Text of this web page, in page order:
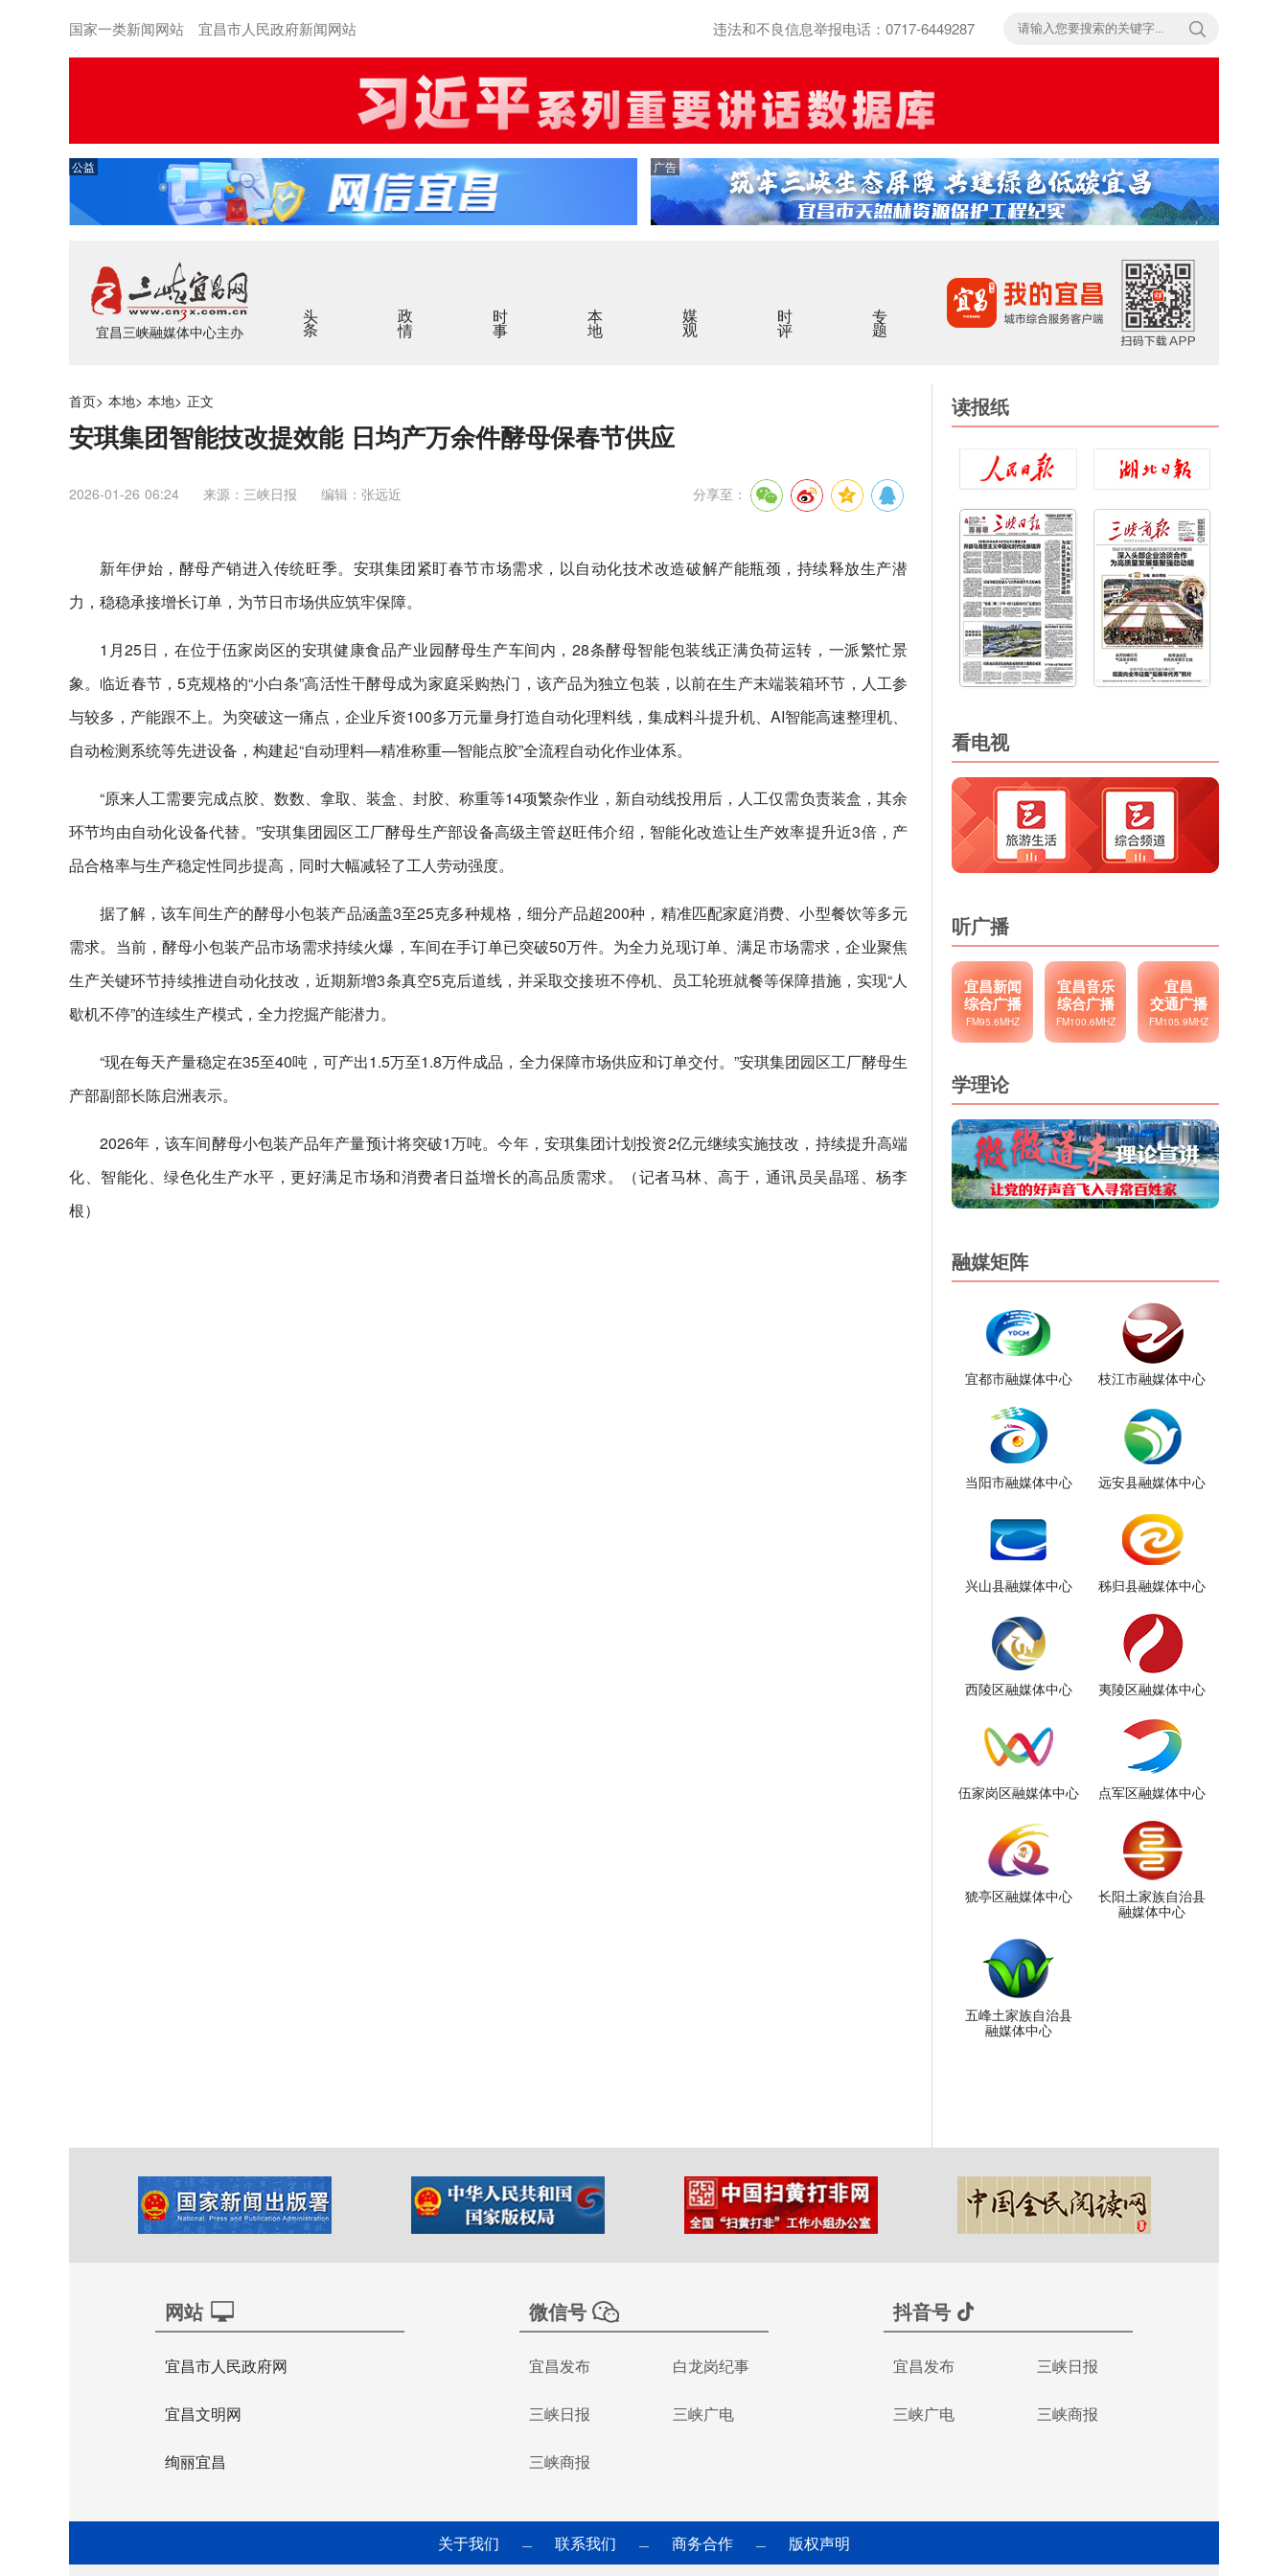
国家一类新闻网站 宜昌市人民政府新闻网站 违法和不良信息举报电话：0717-6449287
公益 广告
宜昌三峡融媒体中心主办
头条 政情 时事 本地 媒观 时评 专题
首页> 本地> 本地> 正文
安琪集团智能技改提效能 日均产万余件酵母保春节供应
2026-01-26 06:24 来源：三峡日报 编辑：张远近 分享至：
新年伊始，酵母产销进入传统旺季。安琪集团紧盯春节市场需求，以自动化技术改造破解产能瓶颈，持续释放生产潜
力，稳稳承接增长订单，为节日市场供应筑牢保障。
1月25日，在位于伍家岗区的安琪健康食品产业园酵母生产车间内，28条酵母智能包装线正满负荷运转，一派繁忙景
象。临近春节，5克规格的“小白条”高活性干酵母成为家庭采购热门，该产品为独立包装，以前在生产末端装箱环节，人工参
与较多，产能跟不上。为突破这一痛点，企业斥资100多万元量身打造自动化理料线，集成料斗提升机、AI智能高速整理机、
自动检测系统等先进设备，构建起“自动理料—精准称重—智能点胶”全流程自动化作业体系。
“原来人工需要完成点胶、数数、拿取、装盒、封胶、称重等14项繁杂作业，新自动线投用后，人工仅需负责装盒，其余
环节均由自动化设备代替。”安琪集团园区工厂酵母生产部设备高级主管赵旺伟介绍，智能化改造让生产效率提升近3倍，产
品合格率与生产稳定性同步提高，同时大幅减轻了工人劳动强度。
据了解，该车间生产的酵母小包装产品涵盖3至25克多种规格，细分产品超200种，精准匹配家庭消费、小型餐饮等多元
需求。当前，酵母小包装产品市场需求持续火爆，车间在手订单已突破50万件。为全力兑现订单、满足市场需求，企业聚焦
生产关键环节持续推进自动化技改，近期新增3条真空5克后道线，并采取交接班不停机、员工轮班就餐等保障措施，实现“人
歇机不停”的连续生产模式，全力挖掘产能潜力。
“现在每天产量稳定在35至40吨，可产出1.5万至1.8万件成品，全力保障市场供应和订单交付。”安琪集团园区工厂酵母生
产部副部长陈启洲表示。
2026年，该车间酵母小包装产品年产量预计将突破1万吨。今年，安琪集团计划投资2亿元继续实施技改，持续提升高端
化、智能化、绿色化生产水平，更好满足市场和消费者日益增长的高品质需求。（记者马林、高于，通讯员吴晶瑶、杨李
根）
读报纸
看电视
听广播
宜昌新闻
综合广播
FM95.6MHZ
宜昌音乐
综合广播
FM100.6MHZ
宜昌
交通广播
FM105.9MHZ
学理论
融媒矩阵
宜都市融媒体中心 枝江市融媒体中心
当阳市融媒体中心 远安县融媒体中心
兴山县融媒体中心 秭归县融媒体中心
西陵区融媒体中心 夷陵区融媒体中心
伍家岗区融媒体中心 点军区融媒体中心
猇亭区融媒体中心
长阳土家族自治县
融媒体中心
五峰土家族自治县
融媒体中心
网站
宜昌市人民政府网
宜昌文明网
绚丽宜昌
微信号
宜昌发布 白龙岗纪事
三峡日报 三峡广电
三峡商报
抖音号
宜昌发布 三峡日报
三峡广电 三峡商报
关于我们 — 联系我们 — 商务合作 — 版权声明